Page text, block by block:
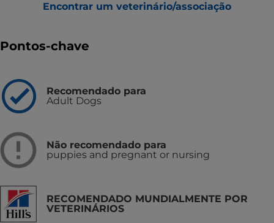
Encontrar um veterinário/associação
Pontos-chave
Recomendado para
Adult Dogs
Não recomendado para
puppies and pregnant or nursing
RECOMENDADO MUNDIALMENTE POR
VETERINÁRIOS